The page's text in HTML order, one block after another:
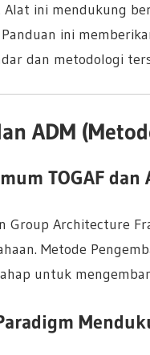
ini mendukung
Panduan ini
dan metodologi
ADM
TOGAF dan
Group Architecture
Metode
untuk